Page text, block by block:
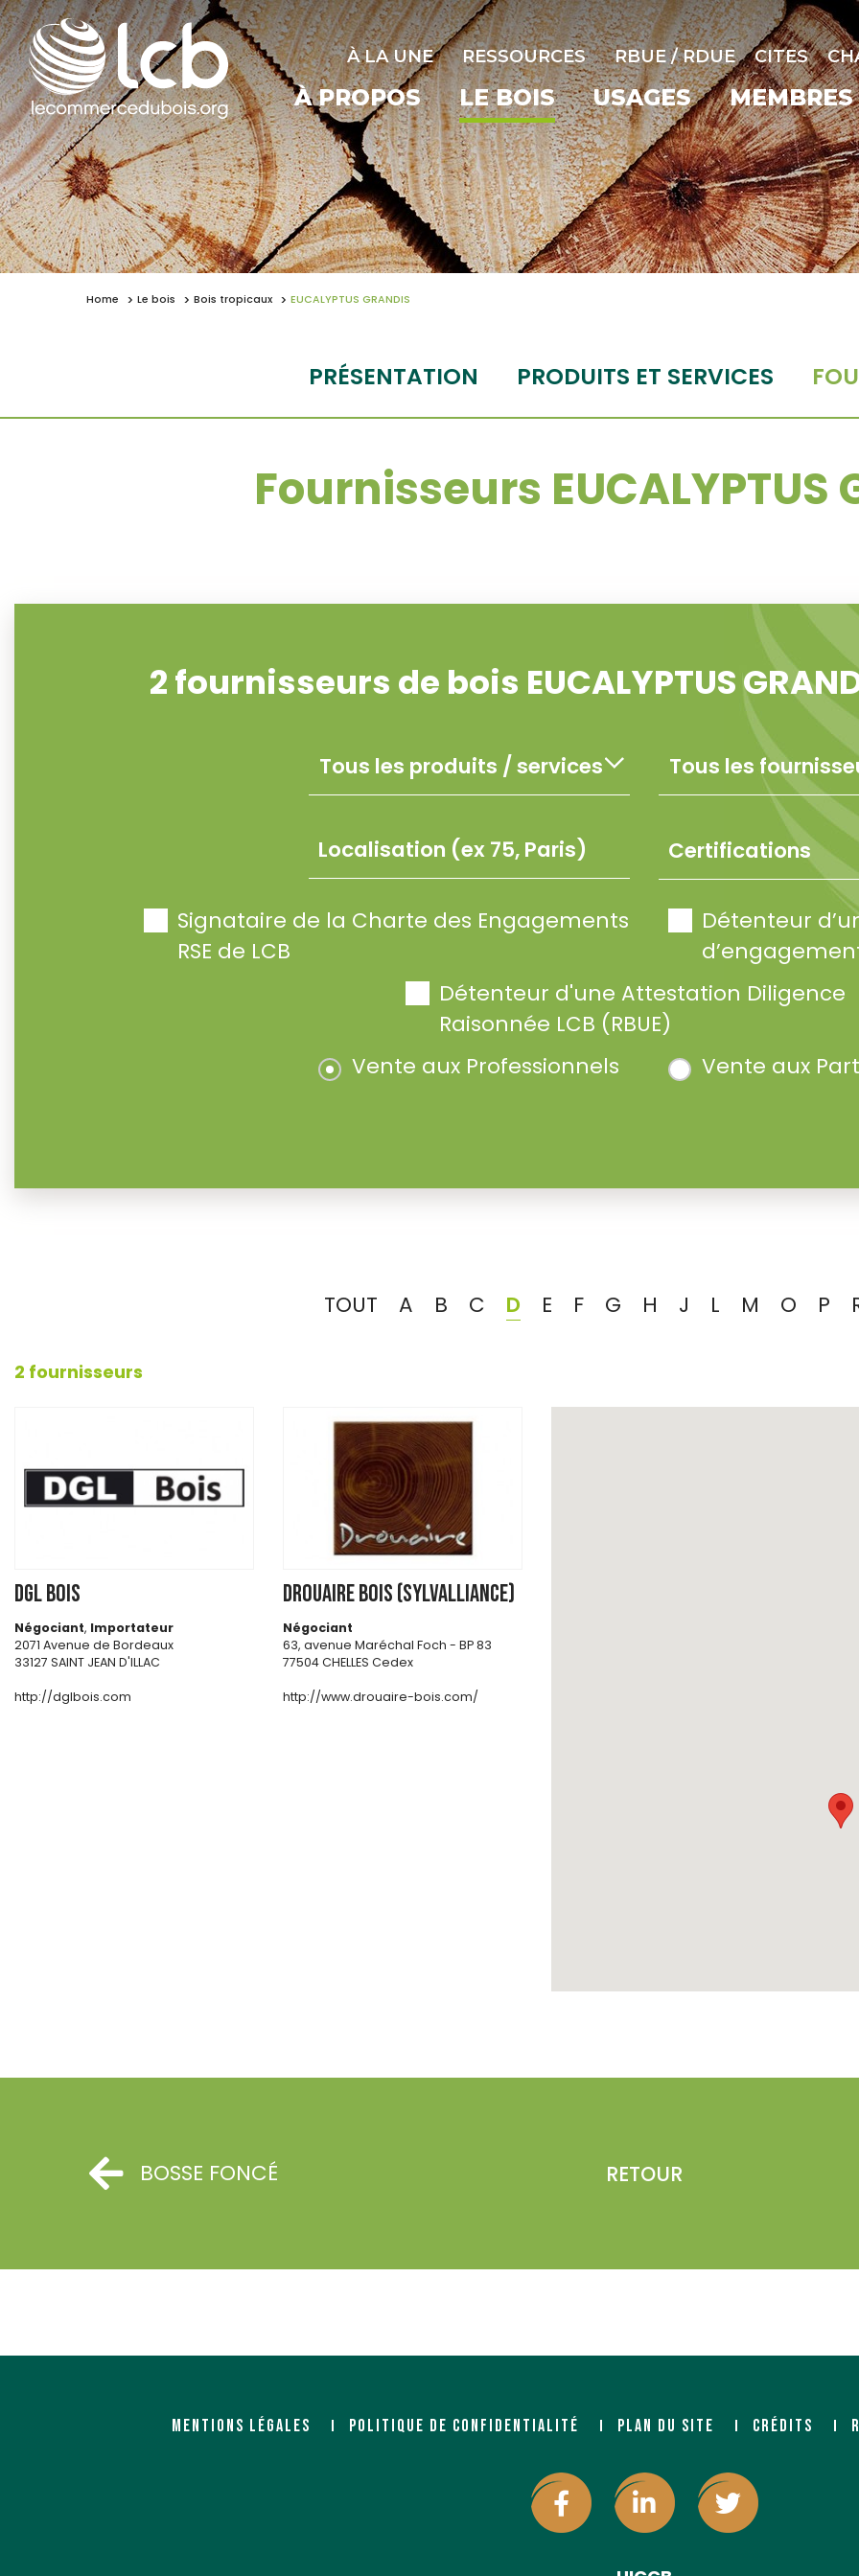
À LA UNE RESSOURCES RBUE / RDUE CITES
À PROPOS LE BOIS USAGES MEMBRES
Home Le bois Bois tropicaux EUCALYPTUS GRANDIS
PRÉSENTATION PRODUITS ET SERVICES
Fournisseurs EUCALYPTUS
2fournisseurs de bois EUCALYPTUS
Certifications
Signataire de la Charte des Engagements
RSE de LCB
Détenteur
Détenteur d'une Attestation Diligence
Raisonnée LCB (RBUE)
Vente aux Professionnels
Vente aux
TOUT A B C D E F G H J L M O P
2 fournisseurs
DGL BOIS
Négociant, Importateur
2071 Avenue de Bordeaux
33127 SAINT JEAN D'ILLAC
http://dglbois.com
DROUAIRE BOIS (SYLVALLIANCE)
Négociant
63, avenue Maréchal Foch - BP 83
77504 CHELLES Cedex
http://www.drouaire-bois.com/
BOSSE FONCÉ RETOUR
MENTIONS LÉGALES POLITIQUE DE CONFIDENTIALITÉ PLAN DU SITE CRÉDITS